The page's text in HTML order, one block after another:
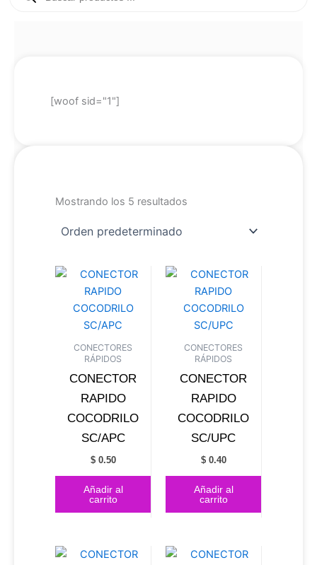
[woof sid="1"]
Mostrando los 5 resultados
CONECTORES
RÁPIDOS
CONECTOR
RAPIDO
COCODRILO
SC/APC
$0.50
Añadir al
carrito
CONECTORES
RÁPIDOS
CONECTOR
RAPIDO
COCODRILO
SC/UPC
$0.40
Añadir al
carrito